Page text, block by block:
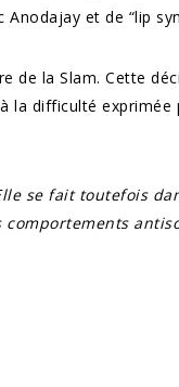
Anodajay et de “lip
de la Slam. Cette
la difficulté
se fait toutefois